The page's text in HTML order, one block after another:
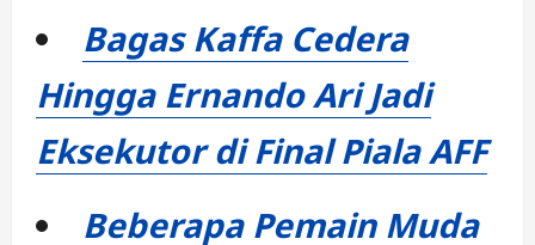
Bagas Kaffa Cedera
Hingga Ernando Ari Jadi
Eksekutor di Final Piala AFF
Beberapa Pemain Muda